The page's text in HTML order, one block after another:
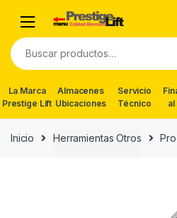
navigation
content
Buscar
por:
La Marca
Prestige Lift
Almacenes
Ubicaciones
Servicio
Técnico
al
Inicio Herramientas Otros